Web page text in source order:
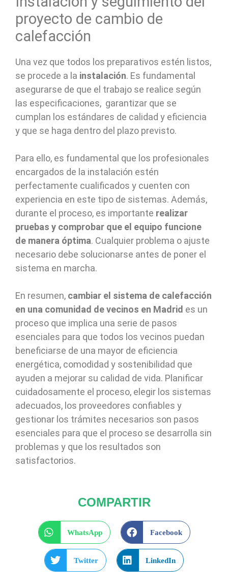
proyecto de cambio de
calefacción
Una vez que todos los preparativos estén listos,
se procede a la instalación. Es fundamental
asegurarse de que el trabajo se realice según
las especificaciones, garantizar que se
cumplan los estándares de calidad y eficiencia
y que se haga dentro del plazo previsto.
Para ello, es fundamental que los profesionales
encargados de la instalación estén
perfectamente cualificados y cuenten con
experiencia en este tipo de sistemas. Además,
durante el proceso, es importante realizar
pruebas y comprobar que el equipo funcione
de manera óptima. Cualquier problema o ajuste
necesario debe solucionarse antes de poner el
sistema en marcha.
En resumen, cambiar el sistema de calefacción
en una comunidad de vecinos en Madrid es un
proceso que implica una serie de pasos
esenciales para que todos los vecinos puedan
beneficiarse de una mayor de eficiencia
energética, comodidad y sostenibilidad que
ayuden a mejorar su calidad de vida. Planificar
cuidadosamente el proceso, elegir los sistemas
adecuados, los proveedores confiables y
gestionar los trámites necesarios son pasos
esenciales para que el proceso se desarrolla sin
problemas y que los resultados son
satisfactorios.
COMPARTIR
WhatsApp Facebook
Twitter LinkedIn